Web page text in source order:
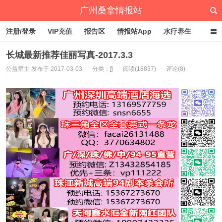
广州桑拿情报站
注册/登录 VIP充值 报告区 情报站App 水疗养生
深圳桑拿情报站 文章归档 标签云
长城最新推荐佳丽写真-2017.3.3
公益群主 发布于 2017-03-03 分类： fj 阅读(18837) 评论(8)